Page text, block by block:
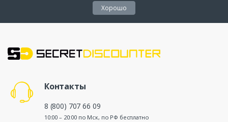
Хорошо
Контакты
8 (800) 707 66 09
10:00 – 20:00 по Мск, по РФ бесплатно